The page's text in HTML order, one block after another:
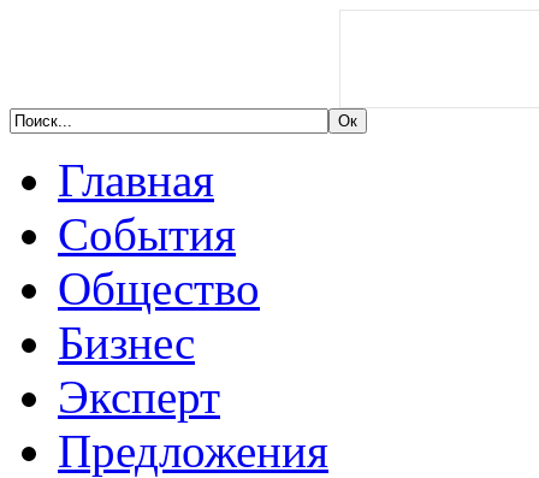
Главная
События
Общество
Бизнес
Эксперт
Предложения